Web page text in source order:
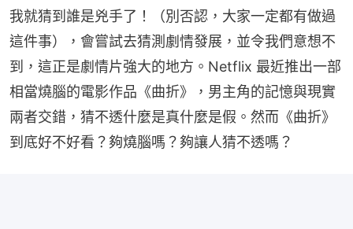
我就猜到誰是兇手了！（別否認，大家一定都有做過
這件事），會嘗試去猜測劇情發展，並令我們意想不
到，這正是劇情片強大的地方。Netflix 最近推出一部
相當燒腦的電影作品《曲折》，男主角的記憶與現實
兩者交錯，猜不透什麼是真什麼是假。然而《曲折》
到底好不好看？夠燒腦嗎？夠讓人猜不透嗎？